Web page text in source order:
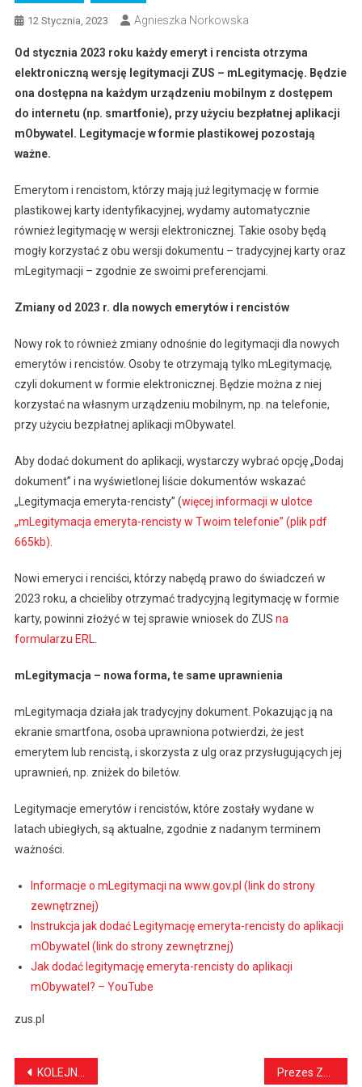
12 Stycznia, 2023 Agnieszka Norkowska
Od stycznia 2023 roku każdy emeryt i rencista otrzyma
elektroniczną wersję legitymacji ZUS – mLegitymację. Będzie
ona dostępna na każdym urządzeniu mobilnym z dostępem
do internetu (np. smartfonie), przy użyciu bezpłatnej aplikacji
mObywatel. Legitymacje w formie plastikowej pozostają
ważne.
Emerytom i rencistom, którzy mają już legitymację w formie
plastikowej karty identyfikacyjnej, wydamy automatycznie
również legitymację w wersji elektronicznej. Takie osoby będą
mogły korzystać z obu wersji dokumentu – tradycyjnej karty oraz
mLegitymacji – zgodnie ze swoimi preferencjami.
Zmiany od 2023 r. dla nowych emerytów i rencistów
Nowy rok to również zmiany odnośnie do legitymacji dla nowych
emerytów i rencistów. Osoby te otrzymają tylko mLegitymację,
czyli dokument w formie elektronicznej. Będzie można z niej
korzystać na własnym urządzeniu mobilnym, np. na telefonie,
przy użyciu bezpłatnej aplikacji mObywatel.
Aby dodać dokument do aplikacji, wystarczy wybrać opcję „Dodaj
dokument” i na wyświetlonej liście dokumentów wskazać
„Legitymacja emeryta-rencisty” (więcej informacji w ulotce
„mLegitymacja emeryta-rencisty w Twoim telefonie” (plik pdf
665kb)
Nowi emeryci i renciści, którzy nabędą prawo do świadczeń w
2023 roku, a chcieliby otrzymać tradycyjną legitymację w formie
karty, powinni złożyć w tej sprawie wniosek do ZUS na
formularzu ERL
mLegitymacja – nowa forma, te same uprawnienia
mLegitymacja działa jak tradycyjny dokument. Pokazując ją na
ekranie smartfona, osoba uprawniona potwierdzi, że jest
emerytem lub rencistą, i skorzysta z ulg oraz przysługujących jej
uprawnień, np. zniżek do biletów.
Legitymacje emerytów i rencistów, które zostały wydane w
latach ubiegłych, są aktualne, zgodnie z nadanym terminem
ważności.
Informacje o mLegitymacji na www.gov.pl (link do strony
zewnętrznej)
Instrukcja jak dodać Legitymację emeryta-rencisty do aplikacji
mObywatel (link do strony zewnętrznej)
Jak dodać legitymację emeryta-rencisty do aplikacji
mObywatel? – YouTube
zus.pl
Nawigacja
KOLEJNY KONWENT W RAMACH STOWARZYSZENIA PARTNERSTWO DLA ROZWOJU KRAJNY